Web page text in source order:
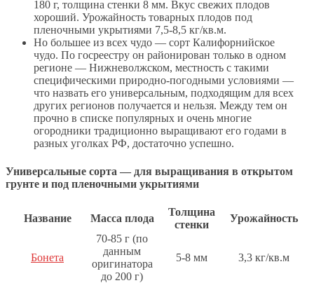
180 г, толщина стенки 8 мм. Вкус свежих плодов
хороший. Урожайность товарных плодов под
пленочными укрытиями 7,5-8,5 кг/кв.м.
Но большее из всех чудо — сорт Калифорнийское
чудо. По госреестру он районирован только в одном
регионе — Нижневолжском, местность с такими
специфическими природно-погодными условиями —
что назвать его универсальным, подходящим для всех
других регионов получается и нельзя. Между тем он
прочно в списке популярных и очень многие
огородники традиционно выращивают его годами в
разных уголках РФ, достаточно успешно.
Универсальные сорта — для выращивания в открытом
грунте и под пленочными укрытиями
Название Масса плода
Толщина
стенки
Урожайность
Бонета
70-85 г (по
данным
оригинатора
до 200 г)
5-8 мм 3,3 кг/кв.м